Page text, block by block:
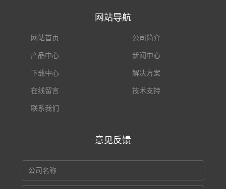
网站导航
网站首页 公司简介
产品中心 新闻中心
下载中心 解决方案
在线留言 技术支持
联系我们
意见反馈